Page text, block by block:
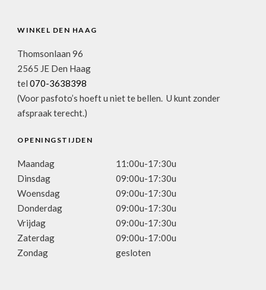
WINKEL DEN HAAG
Thomsonlaan 96
2565 JE Den Haag
tel 070-3638398
(Voor pasfoto’s hoeft u niet te bellen. U kunt zonder
afspraak terecht.)
OPENINGSTIJDEN
Maandag
11:00u-17:30u
Dinsdag
09:00u-17:30u
Woensdag
09:00u-17:30u
Donderdag
09:00u-17:30u
Vrijdag
09:00u-17:30u
Zaterdag
09:00u-17:00u
Zondag
gesloten